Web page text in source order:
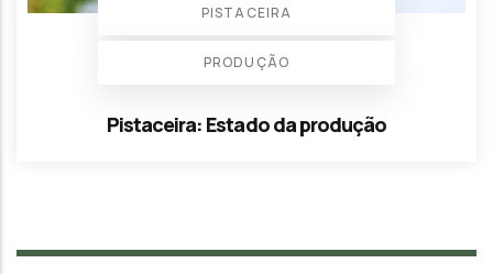
PISTACEIRA
PRODUÇÃO
Pistaceira: Estado da produção